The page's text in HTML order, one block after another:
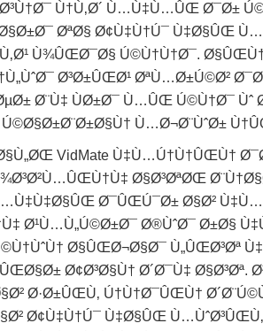
Ù†Ù‚Ø´ Ù…Ù‡Ù…ÛŒ Ø¯Ø±
ØªØ§ Ø¢Ù‡Ù†Ú¯ Ù‡Ø§ÛŒ
Ù¾ÛŒØ¯Ø§ Ú©Ù†Ù†Ø¯.
Ø³Ø±ÛŒØ¹ ØªÙ…Ø±Ú©Ø²
Ø¨Ù‡ ÙØ±Ø¯ Ù…ÛŒ Ú©Ù†Ø¯ Ùˆ
Ù…Ø¬Ø¨ÙˆØ±
VidMate Ù‡Ù…Ú†Ù†ÛŒÙ†
Ø§Ø³ØªØŒ
Ø¯ÛŒÚ¯Ø± Ø§Ø²
Ø¹Ù…Ù„Ú©Ø±Ø¯ Ø®ÙˆØ¯ Ø±Ø§
Ø§ÛŒØ¬Ø§Ø¯ Ù„ÛŒØ³Øª
Ø¢Ø³Ø§Ù† Ø´Ø¯Ù‡
Ø·Ø±ÛŒÙ‚ Ú†Ù†Ø¯ÛŒÙ†
Ø¢Ù‡Ù†Ú¯ Ù‡Ø§ÛŒ